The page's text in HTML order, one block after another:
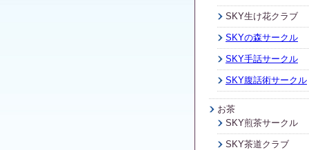
SKY生け花クラブ
SKYの森サークル
SKY手話サークル
SKY腹話術サークル
お茶
SKY煎茶サークル
SKY茶道クラブ